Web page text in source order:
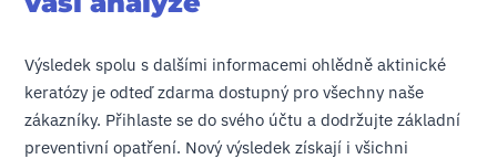
Výsledek spolu s dalšími informacemi ohlědně aktinické
keratózy je odteď zdarma dostupný pro všechny naše
zákazníky. Přihlaste se do svého účtu a dodržujte základní
preventivní opatření. Nový výsledek získají i všichni